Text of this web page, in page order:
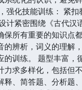
强化技能训练： 紧
计紧密围绕《古代汉
保所有重要的知识点
的辨析，词义的理解
的训练。 题型丰富，
力求多样化，包括但
释、简答题、分析题